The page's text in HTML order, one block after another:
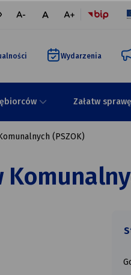
mniejszanormalnawiększa
Wydarzenia
Załatw sprawę
(PSZOK)